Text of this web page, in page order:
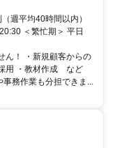
平均40時間以内） ㅤ
＜繁忙期＞ 平日
ん！ ・新規顧客からの
・教材作成 など ㅤ
務作業も分担できま...